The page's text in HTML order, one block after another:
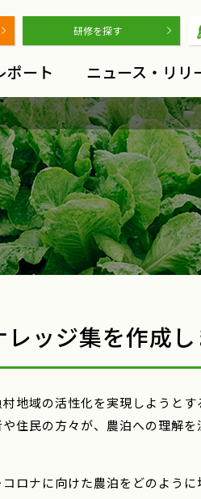
研修を探す
ポート ニュース・リリ
ッジ集を作成し
地域の活性化を実現しようとす
住民の方々が、農泊への理解を
ロナに向けた農泊をどのように